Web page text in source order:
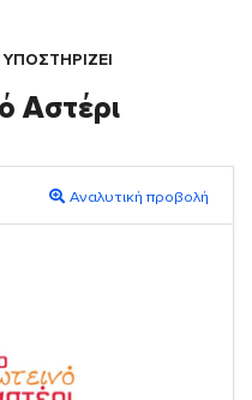
Αστέρι
Αναλυτική προβολή